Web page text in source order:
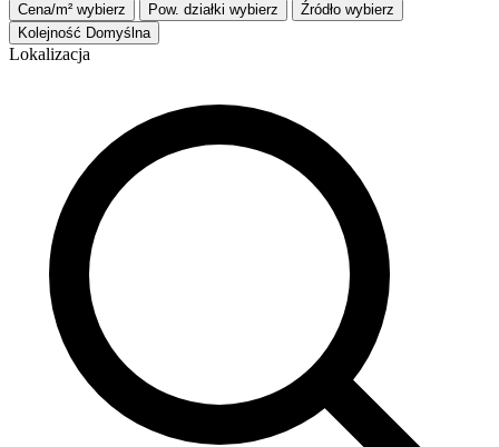
Cena/m² wybierz Pow. działki wybierz Źródło wybierz
Kolejność Domyślna
Lokalizacja